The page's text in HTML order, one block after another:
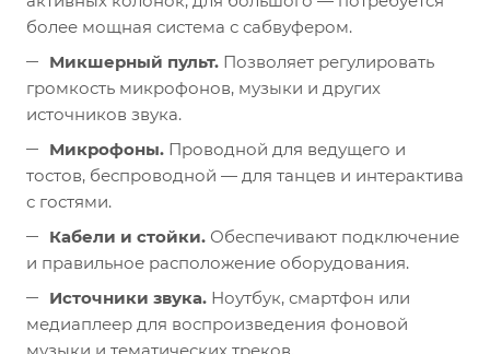
более мощная система с сабвуфером.
Микшерный пульт. Позволяет регулировать
громкость микрофонов, музыки и других
источников звука.
Микрофоны. Проводной для ведущего и
тостов, беспроводной — для танцев и интерактива
с гостями.
Кабели и стойки. Обеспечивают подключение
и правильное расположение оборудования.
Источники звука. Ноутбук, смартфон или
медиаплеер для воспроизведения фоновой